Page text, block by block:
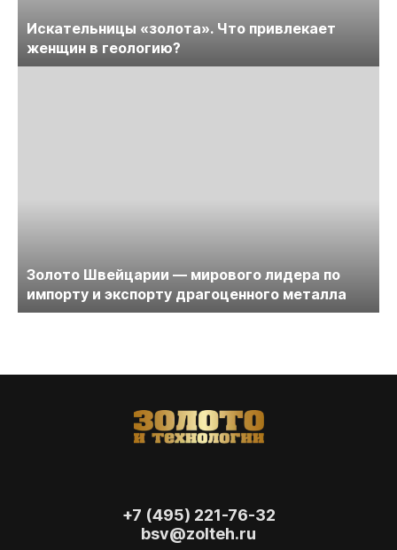
Искательницы «золота». Что привлекает
женщин в геологию?
Золото Швейцарии — мирового лидера по
импорту и экспорту драгоценного металла
+7 (495) 221-76-32
bsv@zolteh.ru